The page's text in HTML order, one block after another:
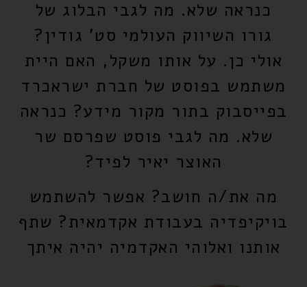
כנראה שלא. מה לגבי הבלוג של
גורו השיווק העולמי סט' גודין?
אולי כן. על אותו משקל, האם היית
משתמש בפוסט של חברת ישראכרד
בפייסבוק בתור מקור מידע? כנראה
שלא. מה לגבי פוסט שפרסם שר
האוצר יאיר לפיד?
מה את/ה חושב? אפשר להשתמש
בויקיפדיה בעבודת אקדמאית? שתף
אותנו ואלוהי האקדמיה יהיה איתך